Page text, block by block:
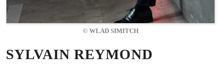
© WLAD SIMITCH
SYLVAIN REYMOND